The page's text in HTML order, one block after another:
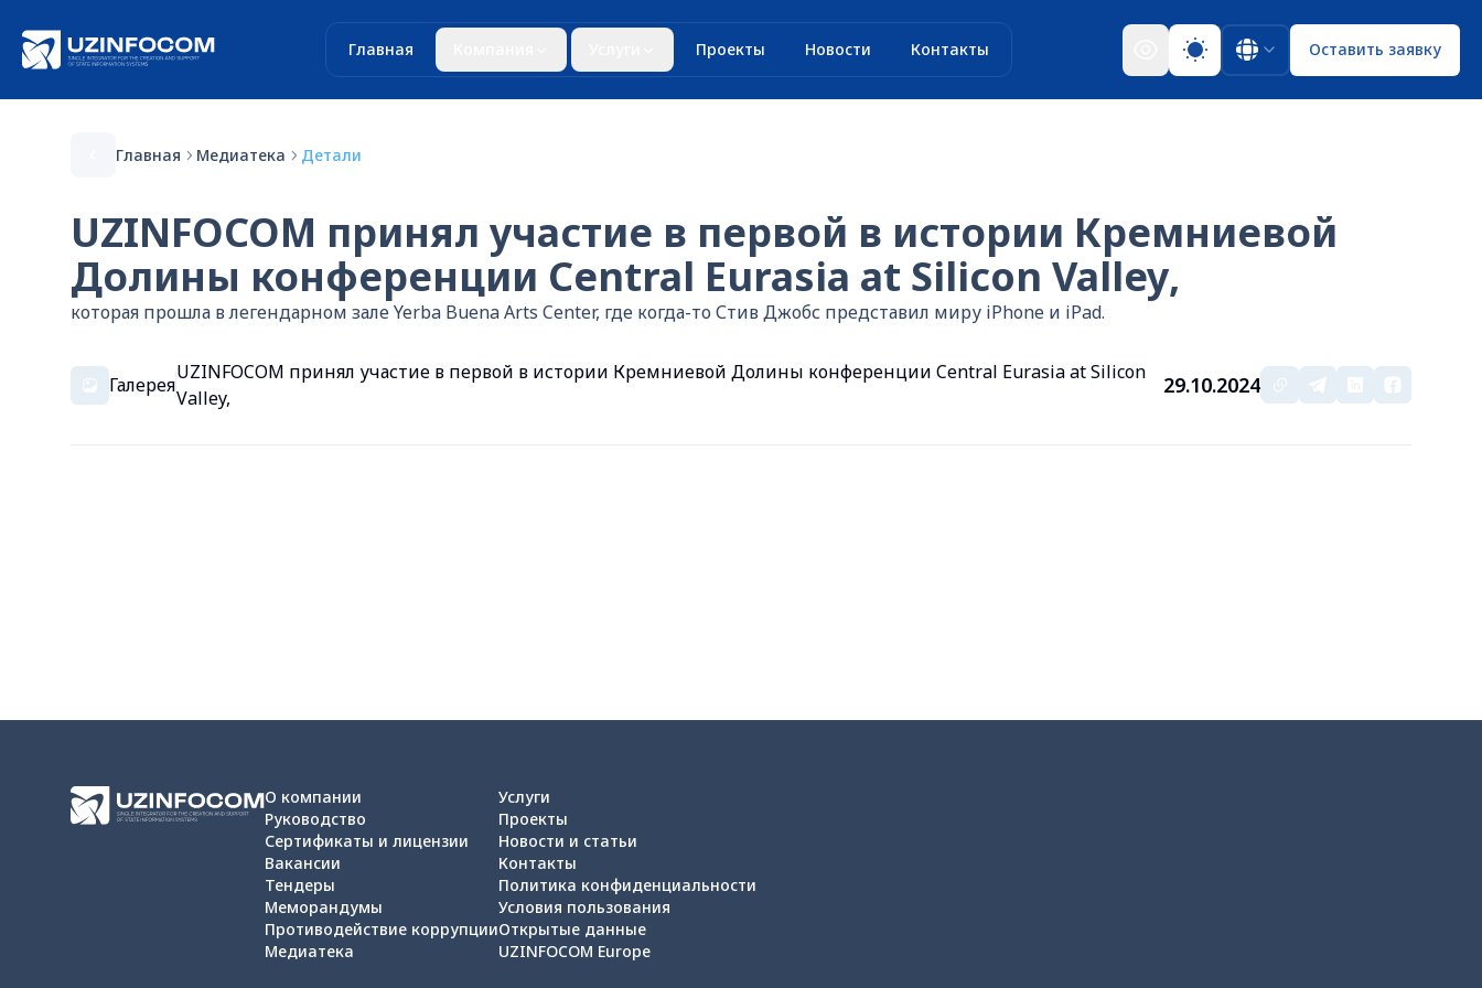
Главная Проекты Новости Контакты Оставить заявку
Главная Медиатека Детали
UZINFOCOM принял участие в первой в истории Кремниевой
Долины конференции Central Eurasia at Silicon Valley,
которая прошла в легендарном зале Yerba Buena Arts Center, где когда-то Стив Джобс представил миру iPhone и iPad.
Галерея
UZINFOCOM принял участие в первой в истории Кремниевой Долины конференции Central Eurasia at Silicon
Valley,
29.10.2024
О компании
Руководство
Сертификаты и лицензии
Вакансии
Тендеры
Меморандумы
Противодействие коррупции
Медиатека
Услуги
Проекты
Новости и статьи
Контакты
Политика конфиденциальности
Условия пользования
Открытые данные
UZINFOCOM Europe